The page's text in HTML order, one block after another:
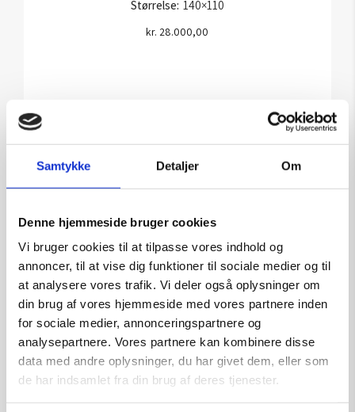
Samtykke Detaljer Om
Denne hjemmeside bruger cookies
Vi bruger cookies til at tilpasse vores indhold og
annoncer, til at vise dig funktioner til sociale medier og til
at analysere vores trafik. Vi deler også oplysninger om
din brug af vores hjemmeside med vores partnere inden
for sociale medier, annonceringspartnere og
analysepartnere. Vores partnere kan kombinere disse
data med andre oplysninger, du har givet dem, eller som
de har indsamlet fra din brug af deres tjenester.
Størrelse: 140×110
kr. 28.000,00
SOLGT